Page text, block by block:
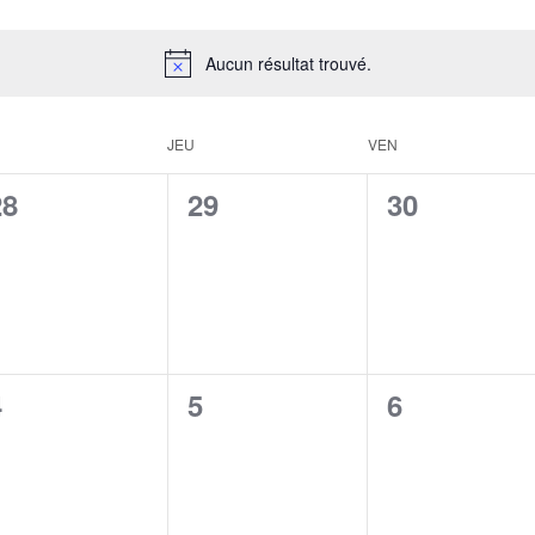
Aucun résultat trouvé.
JEU VEN
0
29
0
30
0
5
0
6